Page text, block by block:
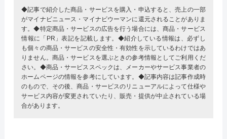
◆記事で紹介した商品・サービスを購入・申込すると、売上の一部
がマイナビニュース・マイナビウーマンに還元されることがありま
す。◆特定商品・サービスの広告を行う場合には、商品・サービス
情報に「PR」表記を記載します。◆紹介している情報は、必ずし
も個々の商品・サービスの安全性・有効性を示しているわけではあ
りません。商品・サービスを選ぶときの参考情報としてご利用くだ
さい。◆商品・サービススペックは、メーカーやサービス事業者の
ホームページの情報を参考にしています。◆記事内容は記事作成時
のもので、その後、商品・サービスのリニューアルによって仕様や
サービス内容が変更されていたり、販売・提供が中止されている場
合があります。